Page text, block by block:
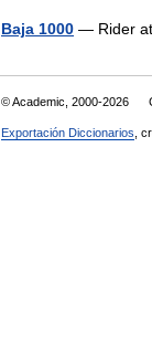
Baja 1000 — Rider
© Academic, 2000-2026
Exportación Diccionarios ,